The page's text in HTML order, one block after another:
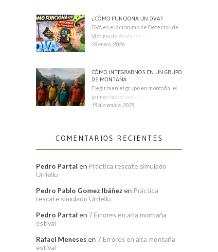
¿CÓMO FUNCIONA UN DVA?
DVA es el acrónimo de Detector de
Víctima de Avalancha. También se
28 enero, 2026
CÓMO INTEGRARNOS EN UN GRUPO
DE MONTAÑA
Elegir bien el grupo en montaña: el
primer factor que condiciona tu
15 diciembre, 2025
COMENTARIOS RECIENTES
Pedro Partal en Práctica rescate simulado
Urriellu
Pedro Pablo Gomez Ibáñez en Práctica
rescate simulado Urriellu
Pedro Partal en 7 Errores en alta montaña
estival
Rafael Meneses en 7 Errores en alta montaña
estival